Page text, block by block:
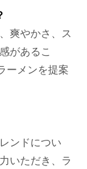
爽やかさ、ス
があるこ
ーメンを提案
ンドについ
いただき、ラ